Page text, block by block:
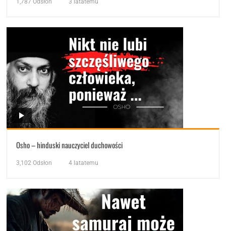
1,787 Odsłon 3 latatemu
Osho – hinduski nauczyciel duchowości
3,102 Odsłon 4 latatemu